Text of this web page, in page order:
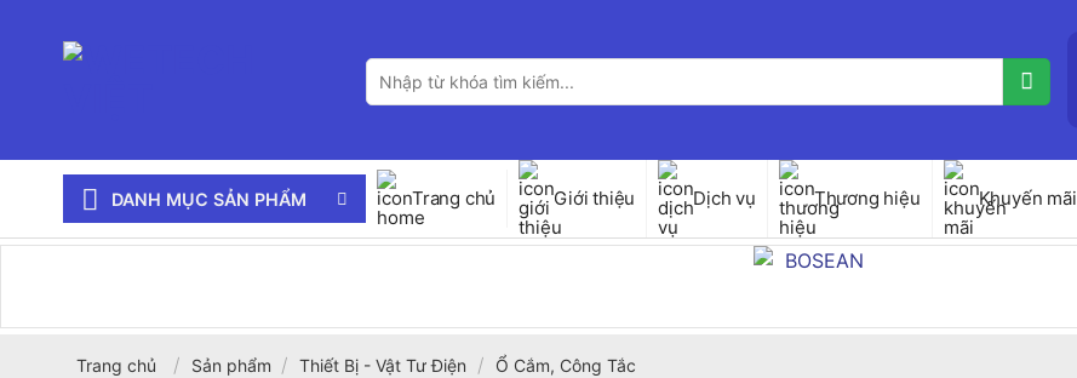
Tìm
kiếm:
DANH MỤC SẢN PHẨM Trang chủ Giới thiệu Dịch vụ Thương hiệu Khuyến mãi
Trang chủ / Sản phẩm / Thiết Bị - Vật Tư Điện / Ổ Cắm, Công Tắc